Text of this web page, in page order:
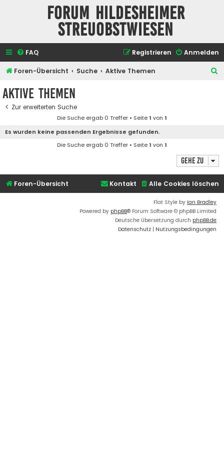
Forum Hildesheimer
Streuobstwiesen
FAQ Anmelden
Registrieren
Foren-Übersicht Suche Aktive Themen
Aktive Themen
Zur erweiterten Suche
Die Suche ergab 0 Treffer • Seite1 von 1
Es wurden keine passenden Ergebnisse gefunden.
Die Suche ergab 0 Treffer • Seite1 von 1
Gehe zu
Foren-Übersicht Alle Cookies löschen
Kontakt
Flat Style by Ian Bradley
Powered by phpBB® Forum Software © phpBB Limited
Deutsche Übersetzung durch phpBB.de
Datenschutz | Nutzungsbedingungen